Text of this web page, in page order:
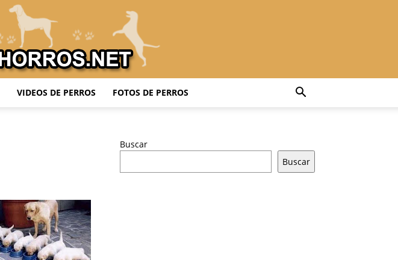
VIDEOS DE PERROS FOTOS DE PERROS
Buscar
Buscar